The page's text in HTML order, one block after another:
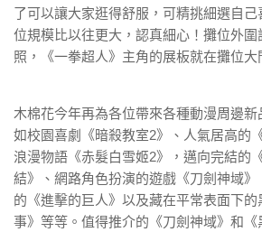
了可以讓大家逛得舒服，可精挑細選自
位規模比以往更大，認真細心！攤位外
照，《一拳超人》主角的展板就在攤位大
木棉花今年再為各位帶來各種動漫周邊新
如校園喜劇《暗殺教室2》、人氣居高的
浪漫物語《赤髮白雪姬2》，邁向完結的
結》、網路角色扮演的遊戲《刀劍神域
的《進擊的巨人》以及藏在平常表面下的
事》等等。值得推介的《刀劍神域》和